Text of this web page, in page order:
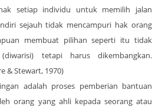
setiap individu untuk memilih jalan
sejauh tidak mencampuri hak orang
membuat pilihan seperti itu tidak
tetapi harus dikembangkan.
& Stewart, 1970)
adalah proses pemberian bantuan
orang yang ahli kepada seorang atau